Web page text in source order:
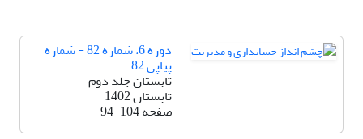
دوره 6، شماره 82 - شماره
پیاپی 82
تابستان جلد دوم
تابستان 1402
صفحه94-104